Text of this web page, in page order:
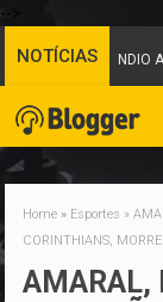
-->
NOTÍCIAS
ATINGE PÁTIO DE
Home » Esportes »
CORINTHIANS,
AMARAL,